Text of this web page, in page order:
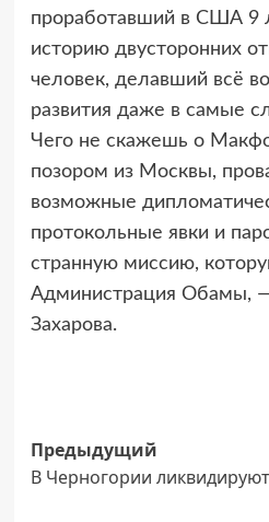
проработавший в США 9
историю двусторонних
человек, делавший всё
развития даже в самые
Чего не скажешь о
позором из Москвы,
возможные
протокольные явки и
странную миссию,
Администрация Обамы,
Захарова.
Навигация
записи
Предыдущий
В Черногории